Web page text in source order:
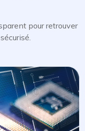
pour retrouver